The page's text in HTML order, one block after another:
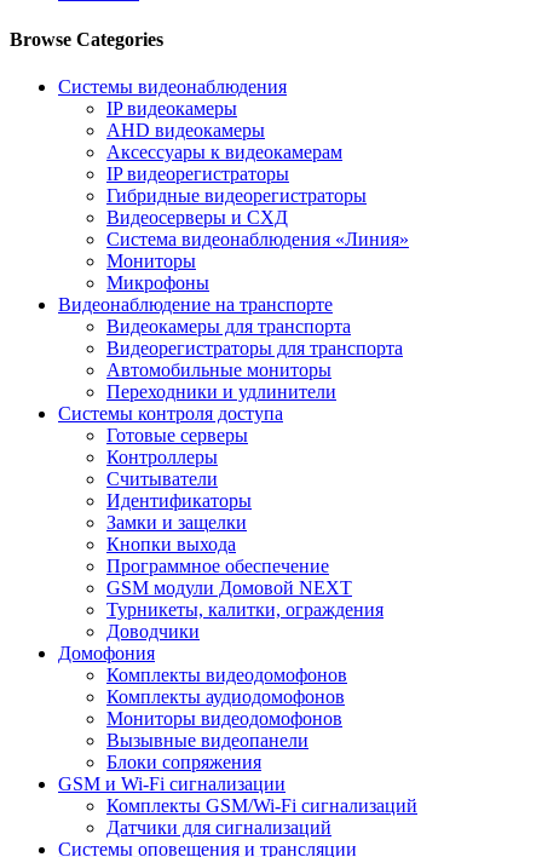
Browse Categories
Системы видеонаблюдения
IP видеокамеры
AHD видеокамеры
Аксессуары к видеокамерам
IP видеорегистраторы
Гибридные видеорегистраторы
Видеосерверы и СХД
Система видеонаблюдения «Линия»
Мониторы
Микрофоны
Видеонаблюдение на транспорте
Видеокамеры для транспорта
Видеорегистраторы для транспорта
Автомобильные мониторы
Переходники и удлинители
Системы контроля доступа
Готовые серверы
Контроллеры
Считыватели
Идентификаторы
Замки и защелки
Кнопки выхода
Программное обеспечение
GSM модули Домовой NEXT
Турникеты, калитки, ограждения
Доводчики
Домофония
Комплекты видеодомофонов
Комплекты аудиодомофонов
Мониторы видеодомофонов
Вызывные видеопанели
Блоки сопряжения
GSM и Wi-Fi сигнализации
Комплекты GSM/Wi-Fi сигнализаций
Датчики для сигнализаций
Системы оповещения и трансляции